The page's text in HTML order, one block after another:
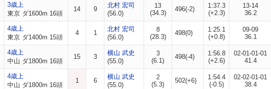
3歳上
東京 ダ1600m 16頭
14 9
北村 宏司
(56.0)
13
(34.3)
496(-2)
1:37.3
(+2.3)
13-14
36.2
4歳上
東京 ダ1400m 15頭
4 1
北村 宏司
(56.0)
8
(28.3)
498(0)
1:25.1
(+0.8)
09-09
36.1
4歳上
中山 ダ1800m 16頭
15 3
横山 武史
(55.0)
3
(6.1)
498(-4)
1:56.8
(+2.6)
02-01-01-01
41.4
4歳上
中山 ダ1800m 16頭
1 6
横山 武史
(55.0)
2
(5.3)
502(+6)
1:54.4
(-0.5)
02-02-01-01
38.4